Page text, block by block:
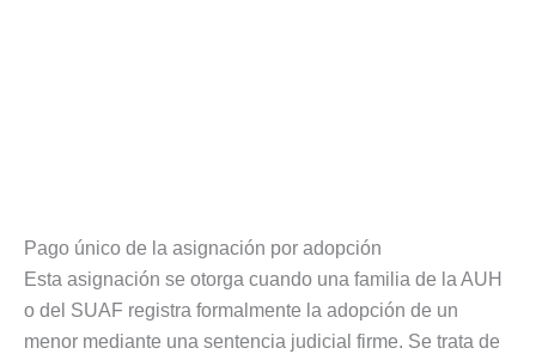
Pago único de la asignación por adopción
Esta asignación se otorga cuando una familia de la AUH
o del SUAF registra formalmente la adopción de un
menor mediante una sentencia judicial firme. Se trata de